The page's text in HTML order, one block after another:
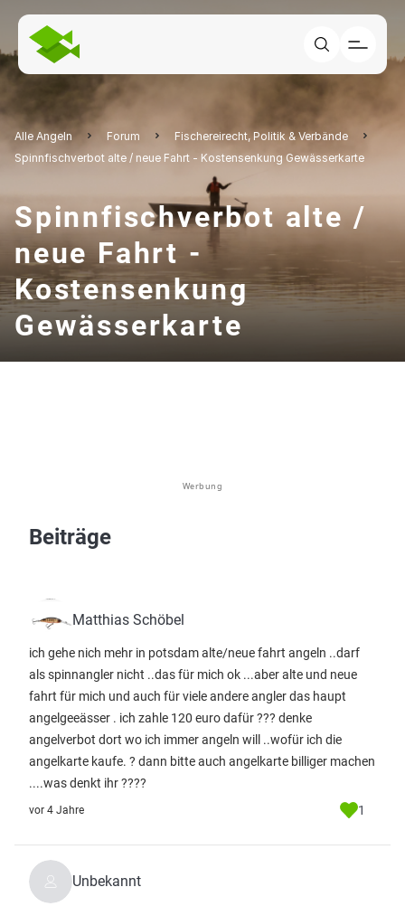
Alle Angeln Forum
Fischereirecht, Politik & Verbände
Spinnfischverbot alte / neue Fahrt - Kostensenkung Gewässerkarte
Spinnfischverbot alte /
neue Fahrt -
Kostensenkung
Gewässerkarte
Werbung
Beiträge
Matthias Schöbel
ich gehe nich mehr in potsdam alte/neue fahrt angeln ..darf
als spinnangler nicht ..das für mich ok ...aber alte und neue
fahrt für mich und auch für viele andere angler das haupt
angelgeeässer . ich zahle 120 euro dafür ??? denke
angelverbot dort wo ich immer angeln will ..wofür ich die
angelkarte kaufe. ? dann bitte auch angelkarte billiger machen
....was denkt ihr ????
vor 4 Jahre 1
Unbekannt